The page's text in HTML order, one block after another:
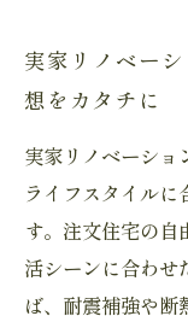
実家リノベー
想をカタチに
実家リノベーショ
ライフスタイル
す。注文住宅の
活シーンに合わせ
ば、耐震補強や断